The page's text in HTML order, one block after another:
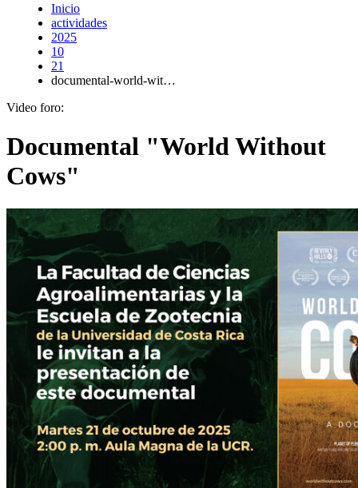
Inicio
actividades
2025
10
21
documental-world-wit…
Video foro:
Documental "World Without
Cows"